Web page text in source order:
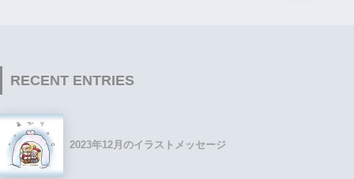
RECENT ENTRIES
2023年12月のイラストメッセージ